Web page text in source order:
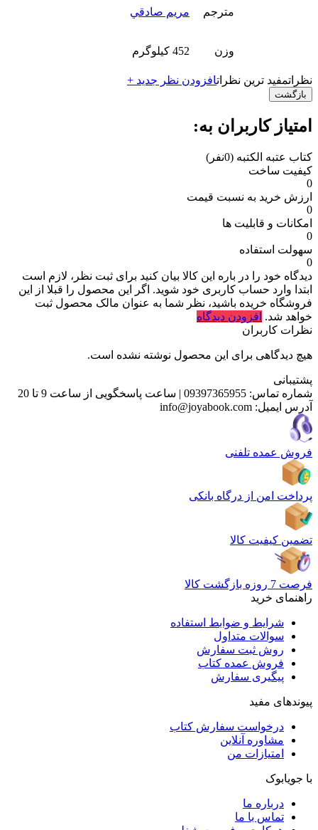
مترجم مريم صادقي
وزن 452 کیلوگرم
نظراتمفید ترین نظراتافزودن نظر جدید +
بازگشت
امتیاز کاربران به:
کتاب عتبه الکتبه (0نفر)
کیفیت ساخت
0
ارزش خرید به نسبت قیمت
0
امکانات و قابلیت ها
0
سهولت استفاده
0
دیدگاه خود را در باره این کالا بیان کنید برای ثبت نظر، لازم است
ابتدا وارد حساب کاربری خود شوید. اگر این محصول را قبلا از این
فروشگاه خریده باشید، نظر شما به عنوان مالک محصول ثبت
خواهد شد. افزودن دیدگاه
نظرات کاربران
هیچ دیدگاهی برای این محصول نوشته نشده است.
پشتیبانی
شماره تماس: 09397365955
| ساعت پاسخگویی از ساعت 9 تا 20
آدرس ایمیل: info@joyabook.com
فروش عمده تلفنی
پرداخت امن از درگاه بانکی
تضمین کیفیت کالا
فرصت 7 روزه بازگشت کالا
راهنمای خرید
شرایط و ضوابط استفاده
سوالات متداول
روش ثبت سفارش
فروش عمده کتاب
پیگیری سفارش
پیوندهای مفید
درخواست سفارش کتاب
مشاوره آنلاین
امتیازات من
با جویابوک
درباره ما
تماس با ما